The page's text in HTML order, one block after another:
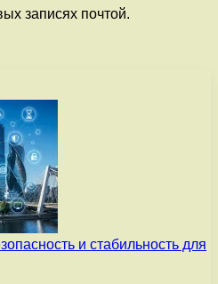
записях почтой.
и стабильность для